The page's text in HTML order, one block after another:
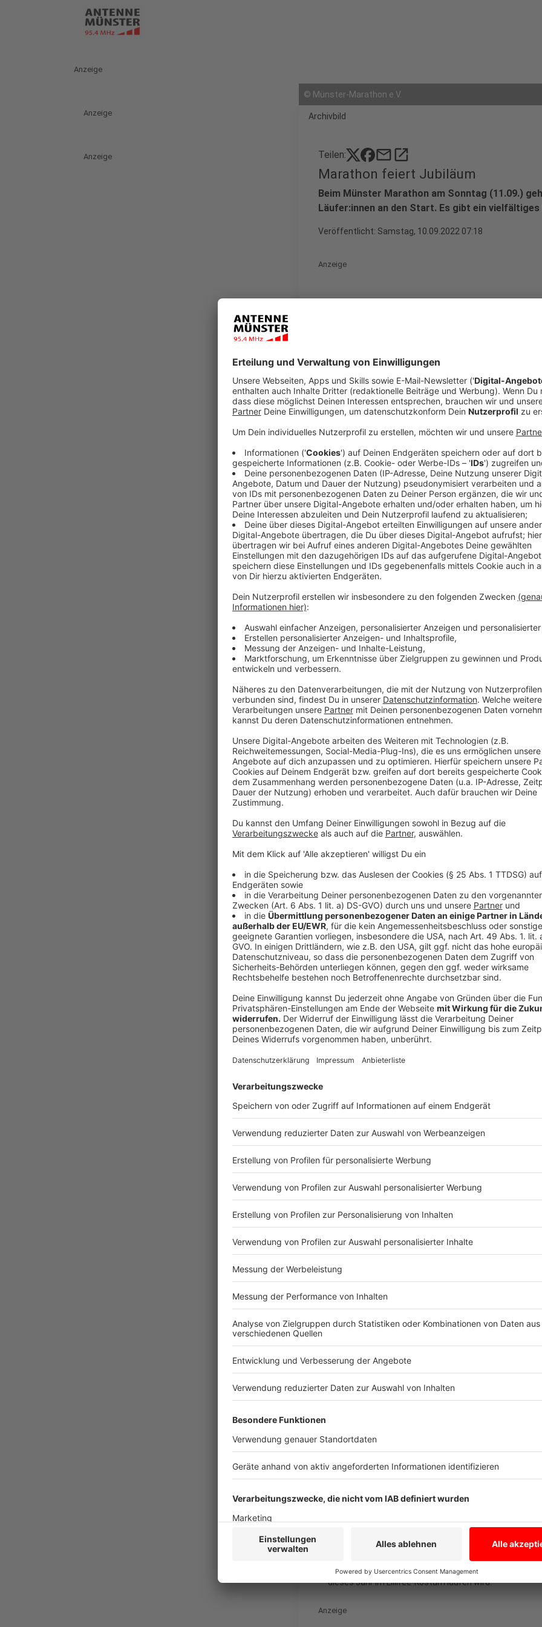
Anzeige
Anzeige
Anzeige
© Münster-Marathon e.V.
Archivbild
Teilen: mailopen_in_new
Marathon feiert Jubiläum
Beim Münster Marathon am Sonntag (11.09.)
Läufer:innen an den Start. Es gibt ein vielfältiges
Veröffentlicht: Samstag, 10.09.2022 07:18
Anzeige
Die Begeisterung über den Marathon spürt man
aus 45 Nationen nehmen am Sonntag (11.09.) am
Jahr gibt es einige Besonderheiten: Erstmalig
der Einlauf über dem Prinzipalmarkt wird länger
Best-Of der letzten 20 Jahre ab.
Anzeige
Michael Brinkmann
Besonderheiten zum Jubiläum
Anzeige
Rahmenprogramm
Anzeige
Mehr als 300 Künstler:innen gestalten das
Stelzenlauf-Theater, mehreren Tänzer:innen und
Kuscheltiere der Welt bestaunt werden. Höhepunkt
des Münster Marathon e.V., wird der
bestaunen: Die mehr als 3 m hohen blauen Vögel
Anzeige
Schon immer war das Rahmenprogramm mit seinen
anlässlich des Volksbank-Münster-Marathons.
Anzeige
Michael Brinkmann
Rahmenprogramm gehört
Anzeige
Entgegen dem Negativtrend bei großen Läufen hat
Teilnehmer:innen einzubüßen. Im Gegenteil wird
erwartet, die am Sonntag an den Start gehen.
Lauf, welcher den Münster-Marathon dieses Jahr
Anzeige
Anzeige
Eine immer größere Rolle spielt die Nachhaltigkeit.
Abfallwirtschaftsbetrieben Münster (awm) wird
gestalten. Bereits in diesem Jahr wird unter
Trinkwasser aus Hydranten bezogen, um Abfall zu
Standorten sowie Müllcontainer werden außerdem
Brinkmann, dass diese ausschließlich für den
und nicht für den Hausmüll der Anwohner:innen.
aus“ soll der Marathon gemeinsam mit der awm in
ökonomisch, sozial als auch ökologisch.
Anzeige
Läufer:innen, die an jedem Marathon der letzten 20
einem Geschenk geehrt. Die sogenannten
älteste von insgesamt 32 Treueläufern ist 77 Jahre
Eliteläufer:innen aus der ganzen Welt mit dabei
dürfen nach coronabedingtem Ausfall wieder an den
Anzeige
ANTENNE MÜNSTER
Michael Brinkmann mit Treue- sowie Eliteläufer:innen
dieses Jahr im Lillifee-Kostüm laufen wird.
Anzeige